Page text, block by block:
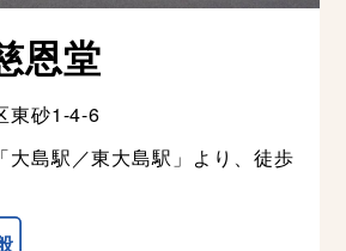
恩堂
東砂1-4-6
大島駅／東大島駅」より、徒歩